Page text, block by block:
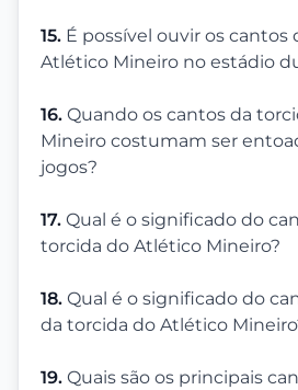
15. É possível ouvir os cantos
Atlético Mineiro no estádio
16. Quando os cantos da
Mineiro costumam ser
jogos?
17. Qual é o significado do
torcida do Atlético Mineiro?
18. Qual é o significado do
da torcida do Atlético
19. Quais são os principais